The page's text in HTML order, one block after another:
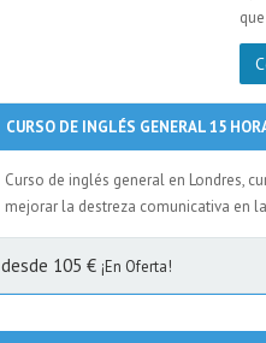
CURSO DE INGLÉS GENERAL 15
Curso de inglés general en Londres,
mejorar la destreza comunicativa en
desde 105 € ¡En Oferta!